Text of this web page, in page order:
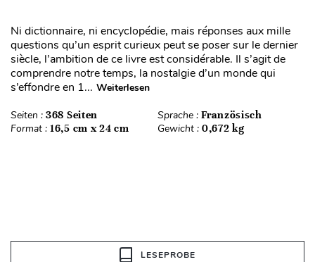
Ni dictionnaire, ni encyclopédie, mais réponses aux mille
questions qu’un esprit curieux peut se poser sur le dernier
siècle, l’ambition de ce livre est considérable. Il s’agit de
comprendre notre temps, la nostalgie d’un monde qui
s’effondre en 1... Weiterlesen
Seiten : 368 Seiten Sprache : Französisch
Format : 16,5 cm x 24 cm Gewicht : 0,672 kg
LESEPROBE